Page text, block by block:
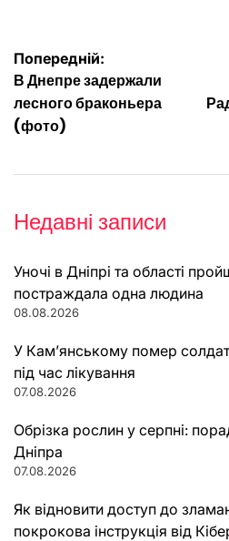
Навігація
записів
Попередній:
В Днепре задержали
лесного браконьера
(фото)
Недавні записи
Уночі в Дніпрі та області
постраждала одна людина
08.08.2026
У Кам’янському помер
під час лікування
07.08.2026
Обрізка рослин у серпні:
Дніпра
07.08.2026
Як відновити доступ до
покрокова інструкція від